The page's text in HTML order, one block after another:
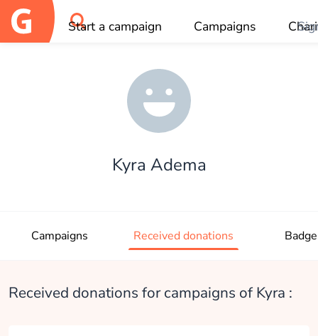
Start a campaign Campaigns
Kyra Adema
Campaigns Received donations
Received donations for campaigns of Kyra :